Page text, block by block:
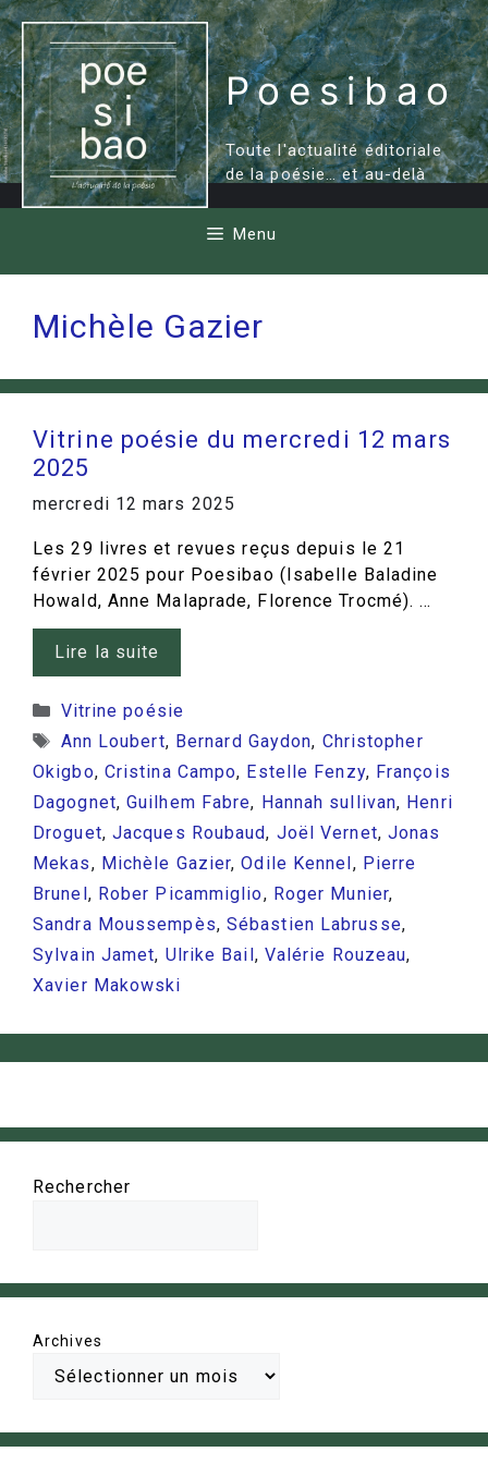
Aller
au
contenu
Poesibao
Toute l'actualité éditoriale
de la poésie… et au-delà
Menu
Michèle Gazier
Vitrine poésie du mercredi 12 mars
2025
mercredi 12 mars 2025
Les 29 livres et revues reçus depuis le 21
février 2025 pour Poesibao (Isabelle Baladine
Howald, Anne Malaprade, Florence Trocmé). …
Lire la suite
Catégories
Vitrine poésie
Étiquettes
Ann Loubert, Bernard Gaydon, Christopher
Okigbo, Cristina Campo, Estelle Fenzy, François
Dagognet,Guilhem Fabre, Hannah sullivan, Henri
Droguet, Jacques Roubaud, Joël Vernet, Jonas
Mekas, Michèle Gazier,Odile Kennel, Pierre
Brunel, Rober Picammiglio, Roger Munier,
Sandra Moussempès, Sébastien Labrusse,
Sylvain Jamet, Ulrike Bail, Valérie Rouzeau,
Xavier Makowski
Rechercher
Archives